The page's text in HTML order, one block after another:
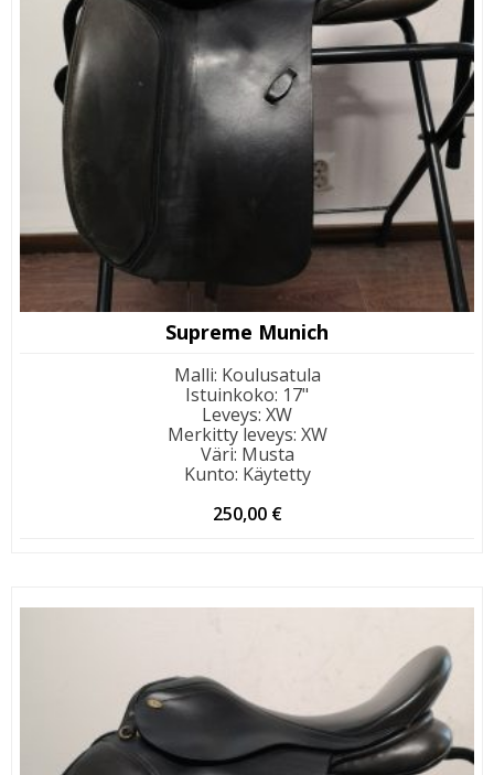
Supreme Munich
Malli: Koulusatula
Istuinkoko: 17"
Leveys: XW
Merkitty leveys: XW
Väri: Musta
Kunto: Käytetty
250,00 €